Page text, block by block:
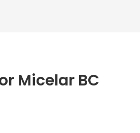
Micelar BC